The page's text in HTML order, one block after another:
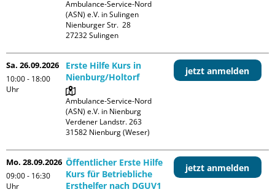
Ambulance-Service-Nord
(ASN) e.V. in Sulingen
Nienburger Str.  28
Sa. 26.09.2026
10:00 - 18:00
Uhr
Erste Hilfe Kurs in
Nienburg/Holtorf
Ambulance-Service-Nord
(ASN) e.V. in Nienburg
Verdener Landstr. 263
jetzt anmelden
Mo. 28.09.2026
09:00 - 16:30
Uhr
Öffentlicher Erste Hilfe
Kurs für Betriebliche
Ersthelfer nach DGUV1
jetzt anmelden